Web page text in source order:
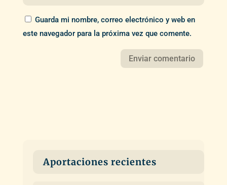
Guarda mi nombre, correo electrónico y web en
este navegador para la próxima vez que comente.
Aportaciones recientes